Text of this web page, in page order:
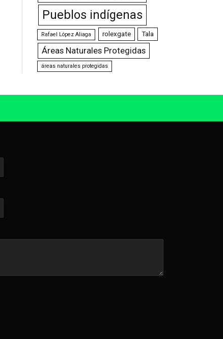
Pueblos indígenas
Rafael López Aliaga rolexgate Tala
Áreas Naturales Protegidas
áreas naturales protegidas